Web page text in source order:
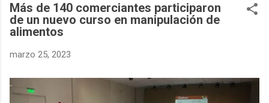
Más de 140 comerciantes participaron
de un nuevo curso en manipulación de
alimentos
marzo 25, 2023